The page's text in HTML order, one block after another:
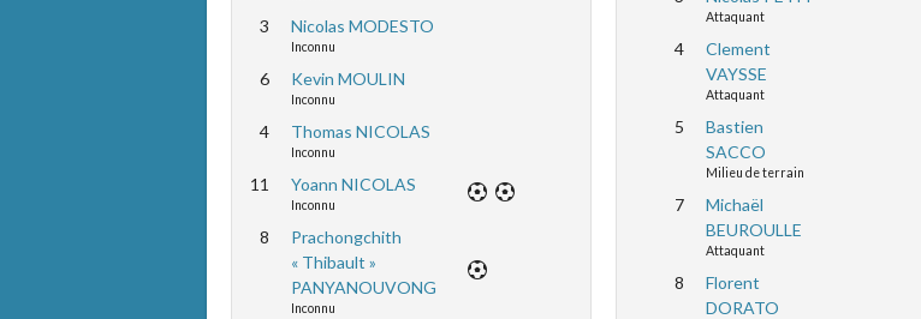
3 Nicolas MODESTO
Inconnu
6 Kevin MOULIN
Inconnu
4 Thomas NICOLAS
Inconnu
11 Yoann NICOLAS
Inconnu
8
Prachongchith
« Thibault »
PANYANOUVONG
Inconnu
Attaquant
4
Clement
VAYSSE
Attaquant
5
Bastien
SACCO
Milieu de terrain
7
Michaël
BEUROULLE
Attaquant
8
Florent
DORATO